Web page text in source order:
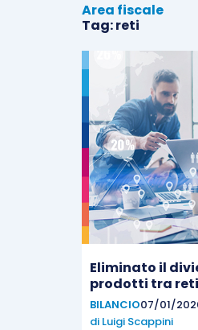
Area fiscale
Tag: reti
Eliminato il
prodotti tra
BILANCIO07/01/
di Luigi Scappini